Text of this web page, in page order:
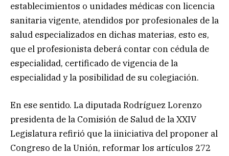
establecimientos o unidades médicas con licencia
sanitaria vigente, atendidos por profesionales de la
salud especializados en dichas materias, esto es,
que el profesionista deberá contar con cédula de
especialidad, certificado de vigencia de la
especialidad y la posibilidad de su colegiación.
En ese sentido. La diputada Rodríguez Lorenzo
presidenta de la Comisión de Salud de la XXIV
Legislatura refirió que la iiniciativa del proponer al
Congreso de la Unión, reformar los artículos 272